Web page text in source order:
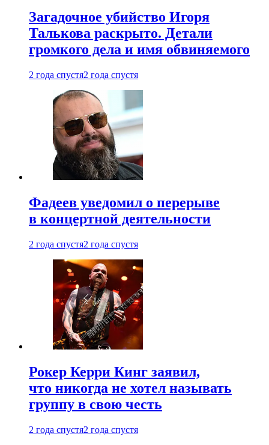
Загадочное убийство Игоря
Талькова раскрыто. Детали
громкого дела и имя обвиняемого
2 года спустя2 года спустя
Фадеев уведомил о перерыве
в концертной деятельности
2 года спустя2 года спустя
Рокер Керри Кинг заявил,
что никогда не хотел называть
группу в свою честь
2 года спустя2 года спустя